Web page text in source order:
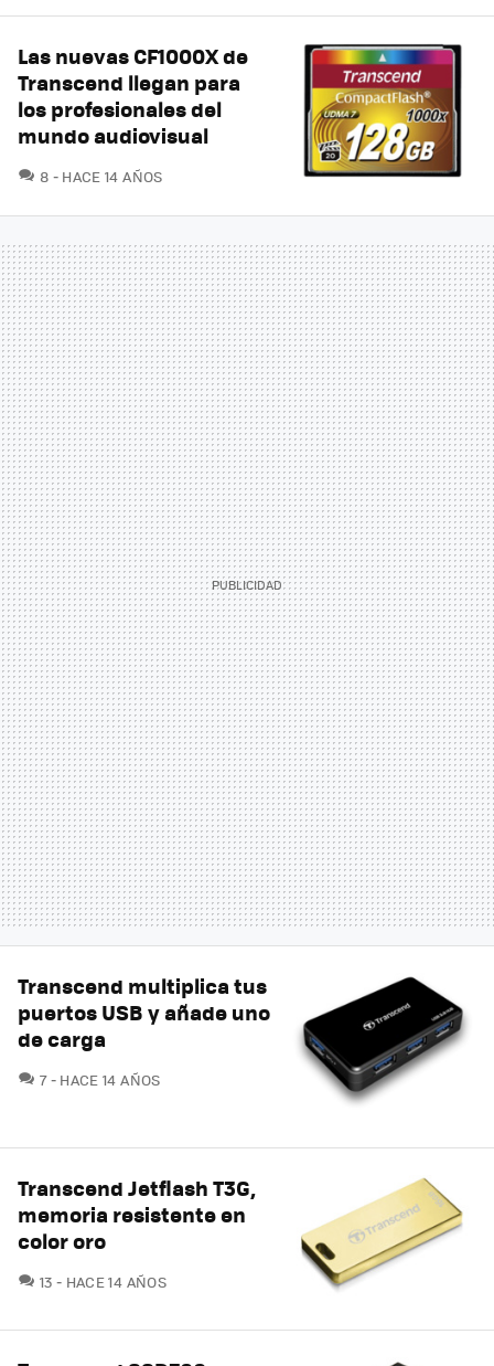
Las nuevas CF1000X de
Transcend llegan para
los profesionales del
mundo audiovisual
8 COMENTARIOS
HACE 14 AÑOS
Transcend multiplica tus
puertos USB y añade uno
de carga
7COMENTARIOS
HACE 14 AÑOS
Transcend Jetflash T3G,
memoria resistente en
color oro
13 COMENTARIOS
HACE 14 AÑOS